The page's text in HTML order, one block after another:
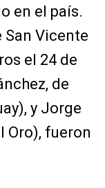
en el país.
San Vicente
el 24 de
de
y Jorge
Oro), fueron